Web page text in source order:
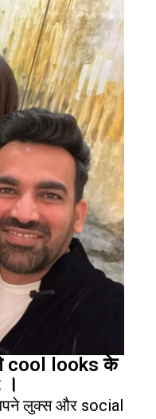
cool looks के
।
लुक्स और social